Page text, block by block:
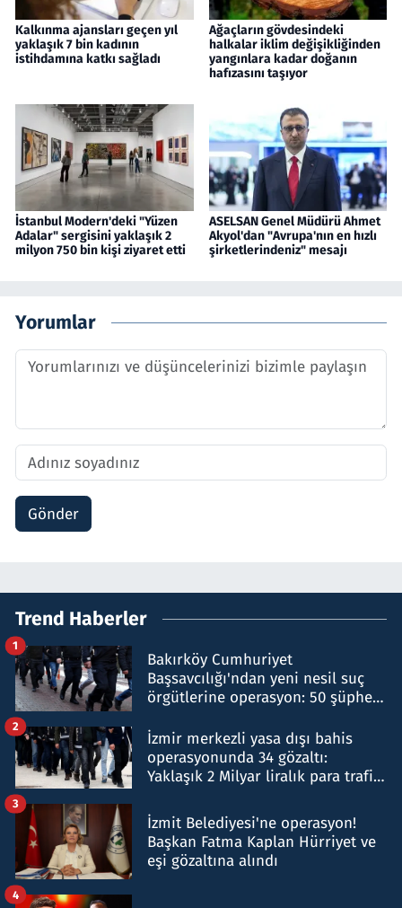
Kalkınma ajansları geçen yıl
yaklaşık 7 bin kadının
istihdamına katkı sağladı
Ağaçların gövdesindeki
halkalar iklim değişikliğinden
yangınlara kadar doğanın
hafızasını taşıyor
İstanbul Modern'deki "Yüzen
Adalar" sergisini yaklaşık 2
milyon 750 bin kişi ziyaret etti
ASELSAN Genel Müdürü Ahmet
Akyol'dan "Avrupa'nın en hızlı
şirketlerindeniz" mesajı
Yorumlar
Gönder
Trend Haberler
Bakırköy Cumhuriyet
Başsavcılığı'ndan yeni nesil suç
örgütlerine operasyon: 50 şüpheli
1
İzmir merkezli yasa dışı bahis
operasyonunda 34 gözaltı:
Yaklaşık 2 Milyar liralık para trafiği
2
İzmit Belediyesi'ne operasyon!
Başkan Fatma Kaplan Hürriyet ve
eşi gözaltına alındı
3
4